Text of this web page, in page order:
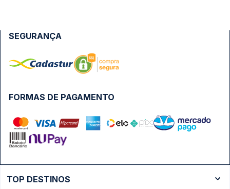
FORMAS DE PAGAMENTO
SEGURANÇA
TOP DESTINOS